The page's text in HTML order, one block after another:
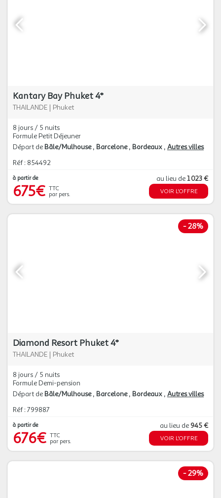
Kantary Bay Phuket 4*
THAILANDE | Phuket
8 jours / 5 nuits
Formule Petit Déjeuner
Départ de Bâle/Mulhouse Barcelone Bordeaux Autres villes
Réf : 854492
à partir de
675€ TTC
par pers.
au lieu de1 023 €
VOIR L'OFFRE
- 28%
Diamond Resort Phuket 4*
THAILANDE | Phuket
8 jours / 5 nuits
Formule Demi-pension
Départ de Bâle/Mulhouse Barcelone Bordeaux Autres villes
Réf : 799887
à partir de
676€ TTC
par pers.
au lieu de 945 €
VOIR L'OFFRE
- 29%